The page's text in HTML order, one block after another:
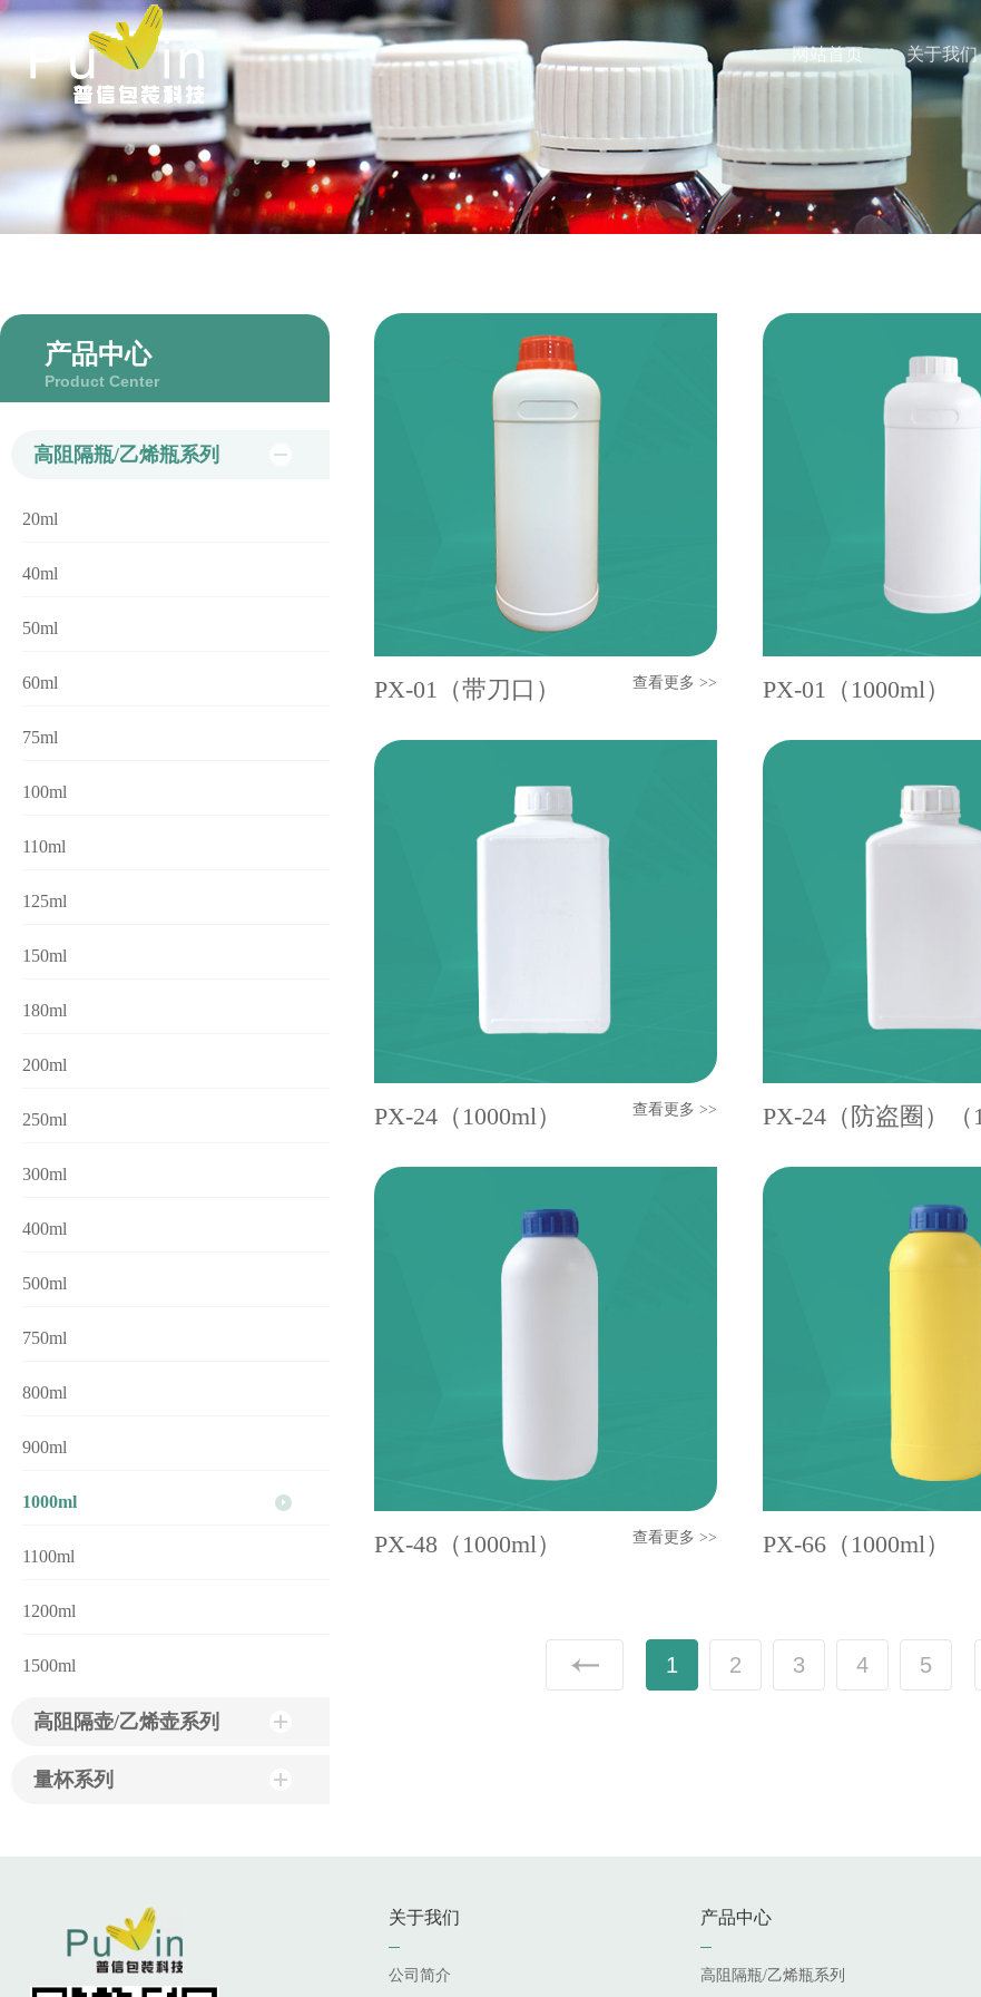
网站首页 关于我们
产品中心
Product Center
高阻隔瓶/乙烯瓶系列
20ml
40ml
50ml
60ml
75ml
100ml
110ml
125ml
150ml
180ml
200ml
250ml
300ml
400ml
500ml
750ml
800ml
900ml
1000ml
1100ml
1200ml
1500ml
高阻隔壶/乙烯壶系列
量杯系列
查看更多 >>
PX-01（带刀口） PX-01（1000ml）
查看更多 >>
PX-24（1000ml）
查看更多 >>
PX-48（1000ml） PX-66（1000ml）
1 2 3 4 5
关于我们
公司简介
产品中心
高阻隔瓶/乙烯瓶系列